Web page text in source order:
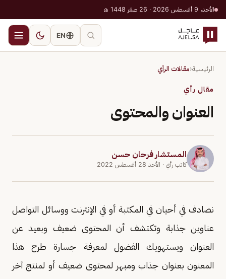
الأحد، 9 أغسطس 2026 · 26 صفر 1448 هـ
EN
الرئيسية‹مقالات الرأي
مقال رأي
العنوان والمحتوى
المستشار فرحان حسن
كاتب رأي · الأحد 28 أغسطس 2022
نصادف في أحيان في المكتبة أو في الإنترنت ووسائل التواصل
عناوين جذابة وتكتشف أن المحتوى ضعيف وبعيد عن
العنوان ويستهويك الفضول لمعرفة جسارة طرح هذا
المعنون بعنوان جذاب ومبهر لمحتوى ضعيف أو لمنتج آخر